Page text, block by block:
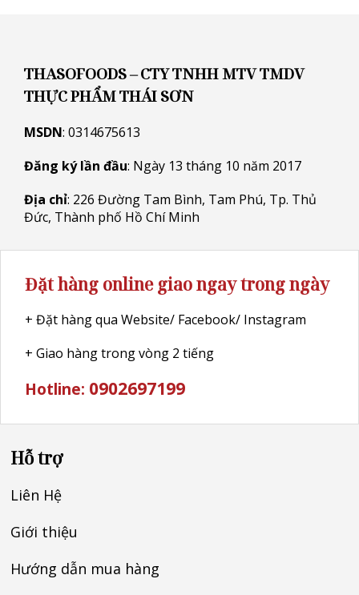
THASOFOODS – CTY TNHH MTV TMDV
THỰC PHẨM THÁI SƠN
MSDN: 0314675613
Đăng ký lần đầu: Ngày 13 tháng 10 năm 2017
Địa chỉ: 226 Đường Tam Bình, Tam Phú, Tp. Thủ
Đức, Thành phố Hồ Chí Minh
Đặt hàng online giao ngay trong ngày
+ Đặt hàng qua Website/ Facebook/ Instagram
+ Giao hàng trong vòng 2 tiếng
Hotline: 0902697199
Hỗ trợ
Liên Hệ
Giới thiệu
Hướng dẫn mua hàng